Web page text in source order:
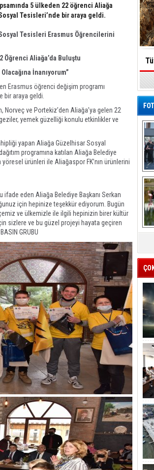
5 ülkeden 22 öğrenci Aliağa
Tesisleri’nde bir araya geldi.
Tesisleri Erasmus Öğrencilerini
Öğrenci Aliağa’da Buluştu
İnanıyorum”
Erasmus öğrenci değişim programı
bir araya geldi.
ve Portekiz’den Aliağa’ya gelen 22
yemek güzelliği konulu etkinlikler ve
yapan Aliağa Güzelhisar Sosyal
programına katılan Aliağa Belediye
ürünleri ile Aliağaspor FK’nın ürünlerini
eden Aliağa Belediye Başkanı Serkan
için hepinize teşekkür ediyorum. Bugün
ve ülkemizle ile ilgili hepinizin birer kültür
sizlere ve bu güzel projeyi hayata geçiren
GRUBU